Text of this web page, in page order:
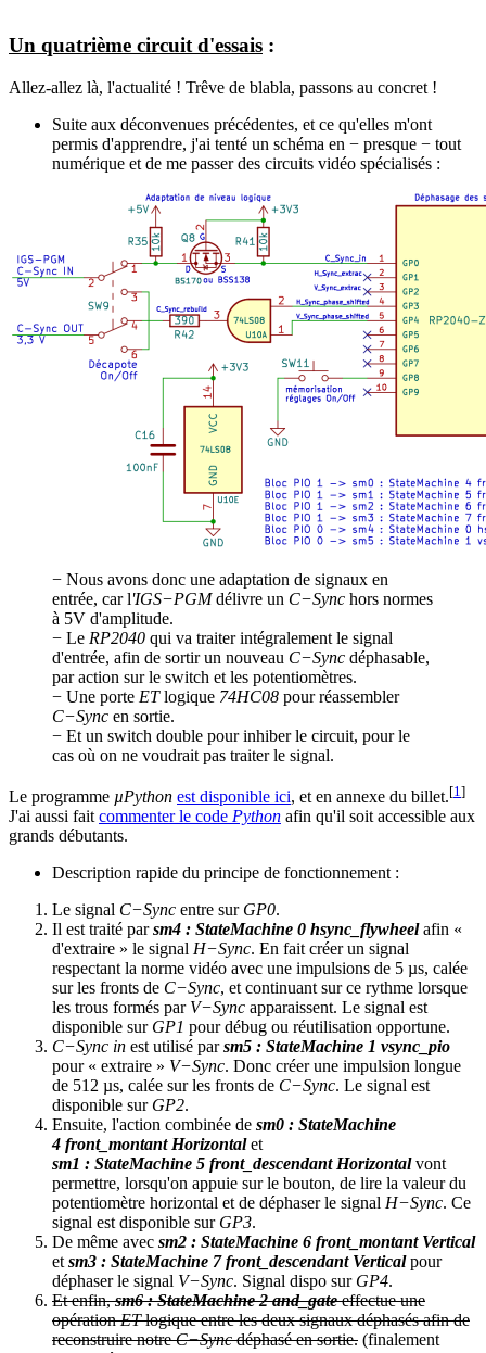
Un quatrième circuit d'essais :
Allez-allez là, l'actualité ! Trêve de blabla, passons au concret !
Suite aux déconvenues précédentes, et ce qu'elles m'ont
permis d'apprendre, j'ai tenté un schéma en − presque − tout
numérique et de me passer des circuits vidéo spécialisés :
− Nous avons donc une adaptation de signaux en
entrée, car l'IGS−PGMdélivre un C−Sync hors normes
à 5V d'amplitude.
− Le RP2040 qui va traiter intégralement le signal
d'entrée, afin de sortir un nouveau C−Sync déphasable,
par action sur le switch et les potentiomètres.
− Une porte ETlogique 74HC08 pour réassembler
C−Sync en sortie.
− Et un switch double pour inhiber le circuit, pour le
cas où on ne voudrait pas traiter le signal.
Le programme µPython est disponible ici, et en annexe du billet.[1]
J'ai aussi fait commenter le code Python afin qu'il soit accessible aux
grands débutants.
Description rapide du principe de fonctionnement :
Le signal C−Sync entre sur GP0.
Il est traité parsm4 : StateMachine 0 hsync_flywheelafin «
d'extraire » le signal H−Sync. En fait créer un signal
respectant la norme vidéo avec une impulsions de 5 µs, calée
sur les fronts de C−Sync, et continuant sur ce rythme lorsque
les trous formés par V−Sync apparaissent. Le signal est
disponible sur GP1 pour débug ou réutilisation opportune.
C−Sync in est utilisé parsm5 : StateMachine 1 vsync_pio
pour « extraire » V−Sync. Donc créer une impulsion longue
de 512 µs, calée sur les fronts de C−Sync. Le signal est
disponible sur GP2.
Ensuite, l'action combinée de sm0 : StateMachine
4 front_montant Horizontalet
sm1 : StateMachine 5 front_descendant Horizontalvont
permettre, lorsqu'on appuie sur le bouton, de lire la valeur du
potentiomètre horizontal et de déphaser le signal H−Sync. Ce
signal est disponible sur GP3.
De même avec sm2 : StateMachine 6 front_montant Vertical
et sm3 : StateMachine 7 front_descendant Verticalpour
déphaser le signal V−Sync. Signal dispo sur GP4.
Et enfin,sm6 : StateMachine 2 and_gateeffectue une
opérationETlogique entre les deux signaux déphasés afin de
reconstruire notreC−Syncdéphasé en sortie. (finalement